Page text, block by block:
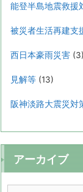
能登半島地震救援
被災者生活再建支
西日本豪雨災害 (3)
見解等 (13)
阪神淡路大震災対
アーカイブ